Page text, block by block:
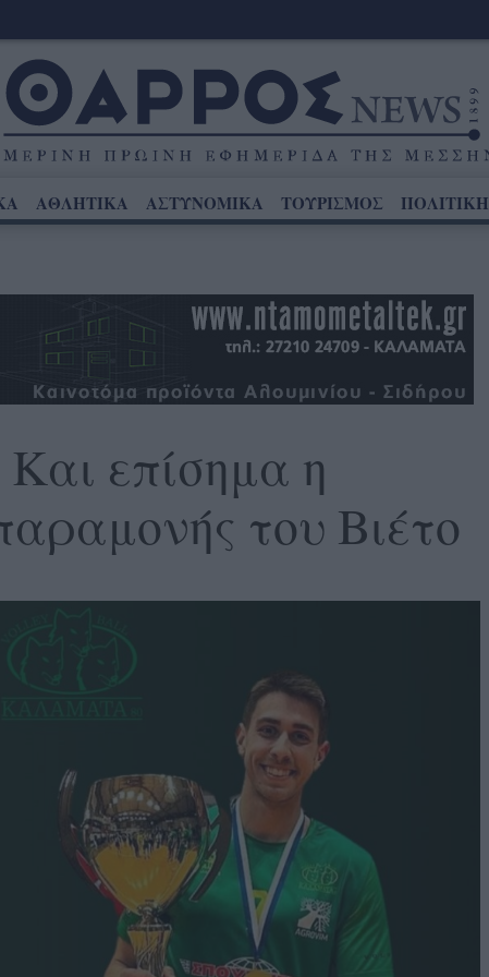
ΑΘΛΗΤΙΚΑ ΑΣΤΥΝΟΜΙΚΑ ΤΟΥΡΙΣΜΟΣ ΠΟΛΙΤΙΚΗ
επίσημα η
του Βιέτο